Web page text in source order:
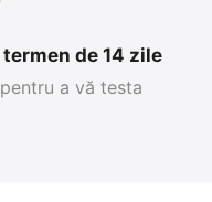
de 14 zile
a vă testa